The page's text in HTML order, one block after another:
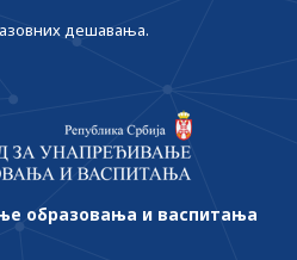
дешавања.
образовања и васпитања